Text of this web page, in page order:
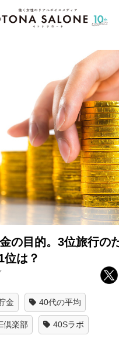
の目的。3位旅行の
位は？
金 40代の平均
倶楽部 40Sラボ